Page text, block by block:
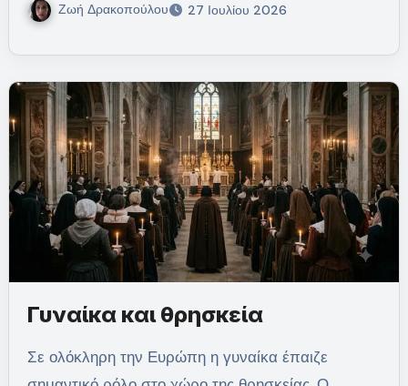
Ζωή Δρακοπούλου 27 Ιουλίου 2026
Γυναίκα και θρησκεία
Σε ολόκληρη την Ευρώπη η γυναίκα έπαιζε